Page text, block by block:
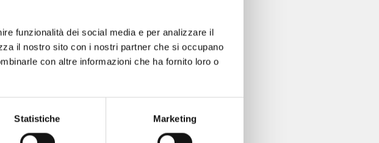
funzionalità dei social media e per analizzare il
il nostro sito con i nostri partner che si occupano
con altre informazioni che ha fornito loro o
Statistiche Marketing